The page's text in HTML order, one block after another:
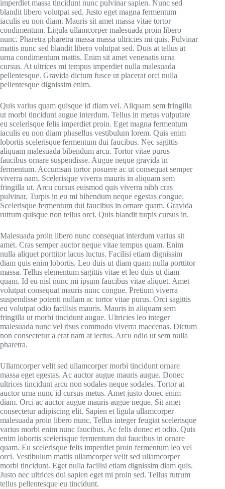
imperdiet massa tincidunt nunc pulvinar sapien. Nunc sed
blandit libero volutpat sed. Justo eget magna fermentum
iaculis eu non diam. Mauris sit amet massa vitae tortor
condimentum. Ligula ullamcorper malesuada proin libero
nunc. Pharetra pharetra massa massa ultricies mi quis. Pulvinar
mattis nunc sed blandit libero volutpat sed. Duis at tellus at
urna condimentum mattis. Enim sit amet venenatis urna
cursus. At ultrices mi tempus imperdiet nulla malesuada
pellentesque. Gravida dictum fusce ut placerat orci nulla
pellentesque dignissim enim.
Quis varius quam quisque id diam vel. Aliquam sem fringilla
ut morbi tincidunt augue interdum. Tellus in metus vulputate
eu scelerisque felis imperdiet proin. Eget magna fermentum
iaculis eu non diam phasellus vestibulum lorem. Quis enim
lobortis scelerisque fermentum dui faucibus. Nec sagittis
aliquam malesuada bibendum arcu. Tortor vitae purus
faucibus ornare suspendisse. Augue neque gravida in
fermentum. Accumsan tortor posuere ac ut consequat semper
viverra nam. Scelerisque viverra mauris in aliquam sem
fringilla ut. Arcu cursus euismod quis viverra nibh cras
pulvinar. Turpis in eu mi bibendum neque egestas congue.
Scelerisque fermentum dui faucibus in ornare quam. Gravida
rutrum quisque non tellus orci. Quis blandit turpis cursus in.
Malesuada proin libero nunc consequat interdum varius sit
amet. Cras semper auctor neque vitae tempus quam. Enim
nulla aliquet porttitor lacus luctus. Facilisi etiam dignissim
diam quis enim lobortis. Leo duis ut diam quam nulla porttitor
massa. Tellus elementum sagittis vitae et leo duis ut diam
quam. Id eu nisl nunc mi ipsum faucibus vitae aliquet. Amet
volutpat consequat mauris nunc congue. Pretium viverra
suspendisse potenti nullam ac tortor vitae purus. Orci sagittis
eu volutpat odio facilisis mauris. Mauris in aliquam sem
fringilla ut morbi tincidunt augue. Ultricies leo integer
malesuada nunc vel risus commodo viverra maecenas. Dictum
non consectetur a erat nam at lectus. Arcu odio ut sem nulla
pharetra.
Ullamcorper velit sed ullamcorper morbi tincidunt ornare
massa eget egestas. Ac auctor augue mauris augue. Donec
ultrices tincidunt arcu non sodales neque sodales. Tortor at
auctor urna nunc id cursus metus. Amet justo donec enim
diam. Orci ac auctor augue mauris augue neque. Sit amet
consectetur adipiscing elit. Sapien et ligula ullamcorper
malesuada proin libero nunc. Tellus integer feugiat scelerisque
varius morbi enim nunc faucibus. Ac felis donec et odio. Quis
enim lobortis scelerisque fermentum dui faucibus in ornare
quam. Eu scelerisque felis imperdiet proin fermentum leo vel
orci. Vestibulum mattis ullamcorper velit sed ullamcorper
morbi tincidunt. Eget nulla facilisi etiam dignissim diam quis.
Justo nec ultrices dui sapien eget mi proin sed. Tellus rutrum
tellus pellentesque eu tincidunt.